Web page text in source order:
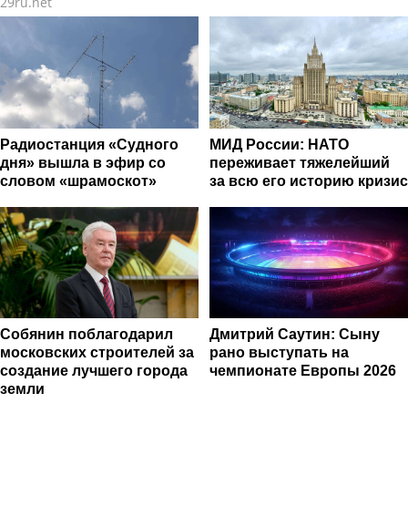
фитнес-тренеров и
Радиостанция «Судного
дня» вышла в эфир со
словом «шрамоскот»
МИД России: НАТО
переживает тяжелейший
за всю его историю кризис
Собянин поблагодарил
московских строителей за
создание лучшего города
земли
Дмитрий Саутин: Сыну
рано выступать на
чемпионате Европы 2026